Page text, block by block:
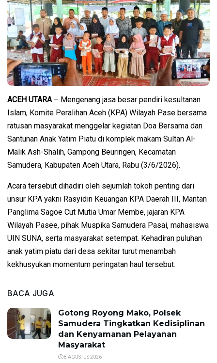
ACEH UTARA– Mengenang jasa besar pendiri kesultanan
Islam, Komite Peralihan Aceh (KPA) Wilayah Pase bersama
ratusan masyarakat menggelar kegiatan Doa Bersama dan
Santunan Anak Yatim Piatu di komplek makam Sultan Al-
Malik Ash-Shalih, Gampong Beuringen, Kecamatan
Samudera, Kabupaten Aceh Utara, Rabu (3/6/2026).
Acara tersebut dihadiri oleh sejumlah tokoh penting dari
unsur KPA yakni Rasyidin Keuangan KPA Daerah III, Mantan
Panglima Sagoe Cut Mutia Umar Membe, jajaran KPA
Wilayah Pasee, pihak Muspika Samudera Pasai, mahasiswa
UIN SUNA, serta masyarakat setempat. Kehadiran puluhan
anak yatim piatu dari desa sekitar turut menambah
kekhusyukan momentum peringatan haul tersebut.
BACA JUGA
Gotong Royong Mako, Polsek
Samudera Tingkatkan Kedisiplinan
dan Kenyamanan Pelayanan
Masyarakat
8 AGUSTUS 2026